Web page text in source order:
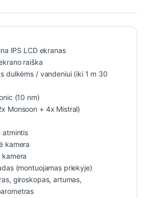
IPS LCD ekranas
raiška
dulkėms / vandeniui (iki 1 m 30
(10 nm)
Monsoon + 4x Mistral)
atmintis
kamera
kamera
(montuojamas priekyje)
giroskopas, artumas,